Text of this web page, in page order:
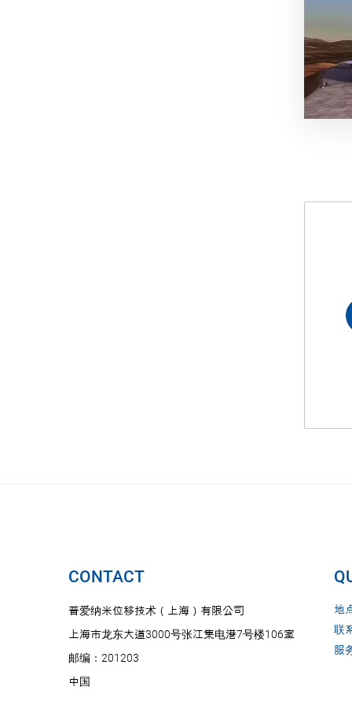
CONTACT
普爱纳米位移技术（上海）有限公司
上海市龙东大道3000号张江集电港7号楼106室
邮编：201203
中国
地
联
服